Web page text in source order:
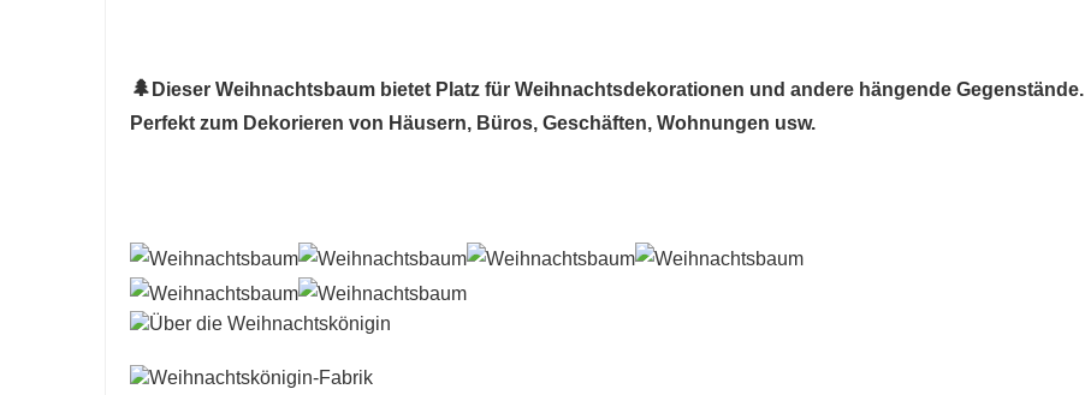
🌲 Dieser Weihnachtsbaum bietet Platz für Weihnachtsdekorationen und andere hängende Gegenstände.
Perfekt zum Dekorieren von Häusern, Büros, Geschäften, Wohnungen usw.